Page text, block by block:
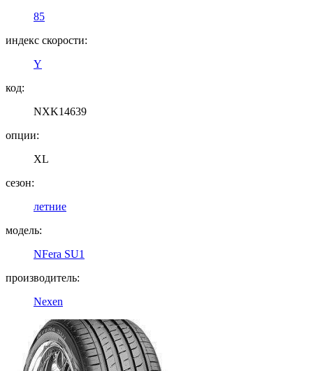
85
индекс скорости:
Y
код:
NXK14639
опции:
XL
сезон:
летние
модель:
NFera SU1
производитель:
Nexen